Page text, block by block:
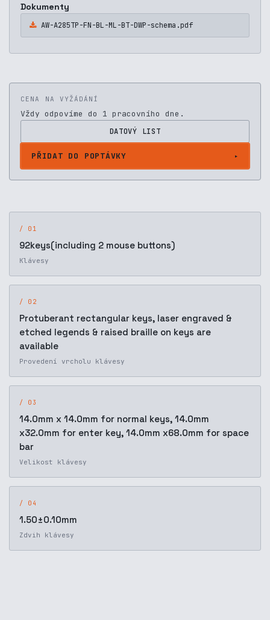
Dokumenty
AW-A285TP-FN-BL-ML-BT-DWP-schema.pdf
CENA NA VYŽÁDÁNÍ
Vždy odpovíme do 1 pracovního dne.
DATOVÝ LIST
PŘIDAT DO POPTÁVKY
/ 01
92keys(including 2 mouse buttons)
Klávesy
/ 02
Protuberant rectangular keys, laser engraved &
etched legends & raised braille on keys are
available
Provedení vrcholu klávesy
/ 03
14.0mm x 14.0mm for normal keys, 14.0mm
x32.0mm for enter key, 14.0mm x68.0mm for space
bar
Velikost klávesy
/ 04
1.50±0.10mm
Zdvih klávesy